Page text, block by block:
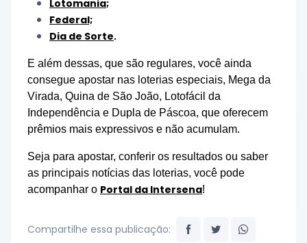
Lotomania;
Federal;
Dia de Sorte.
E além dessas, que são regulares, você ainda
consegue apostar nas loterias especiais, Mega da
Virada, Quina de São João, Lotofácil da
Independência e Dupla de Páscoa, que oferecem
prêmios mais expressivos e não acumulam.
Seja para apostar, conferir os resultados ou saber
as principais notícias das loterias, você pode
acompanhar o Portal da Intersena!
Compartilhe essa publicação: